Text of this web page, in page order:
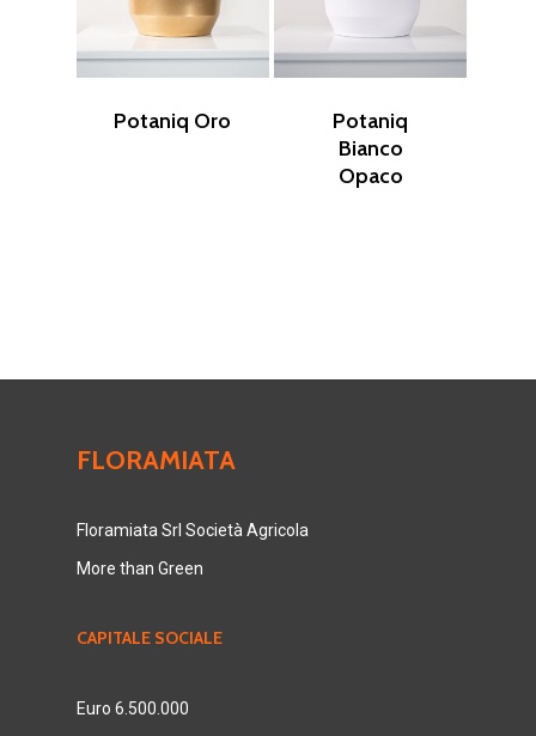
Potaniq Oro
Potaniq
Bianco
Opaco
FLORAMIATA
Floramiata Srl Società Agricola
More than Green
CAPITALE SOCIALE
Euro 6.500.000